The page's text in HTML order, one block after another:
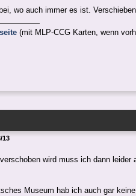
wo auch immer es ist.
(mit MLP-CCG Karten, wenn
13
wird muss ich dann
Museum hab ich auch gar